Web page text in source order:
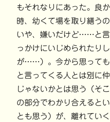
もそれなりにあった。良
時、幼くて場を取り繕う
いや、嫌いだけど……と言
っかけにいじめられたり
が……）。今から思っても
と言ってくる人とは別に
じゃないかとは思う（そ
の部分でわかり合えると
とも思う）が、離れてい